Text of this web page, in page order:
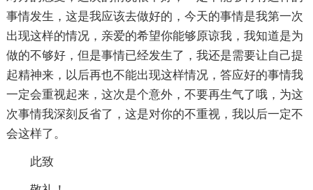
事情发生，这是我应该去做好的，今天的事情是我第一次
出现这样的情况，亲爱的希望你能够原谅我，我知道是为
做的不够好，但是事情已经发生了，我还是需要让自己提
起精神来，以后再也不能出现这样情况，答应好的事情我
一定会重视起来，这次是个意外，不要再生气了哦，为这
次事情我深刻反省了，这是对你的不重视，我以后一定不
会这样了。
此致